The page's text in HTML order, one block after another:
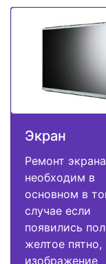
Экран
Ремонт экрана
необходим в
основном в
случае если
появились
желтое пятно,
изображение